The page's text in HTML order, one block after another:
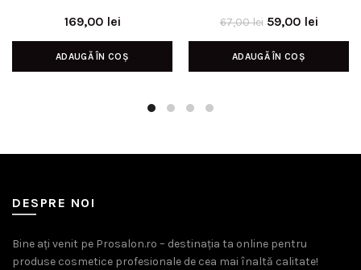
169,00 lei
ADAUGĂ ÎN COȘ
67,00lei Prețul
inițial
a
59,00 leiPrețul
curent
ADAUGĂ ÎN COȘ
DESPRE NOI
Bine ați venit pe Prosalon.ro – destinația ta online pentru
produse cosmetice profesionale de cea mai înaltă calitate!